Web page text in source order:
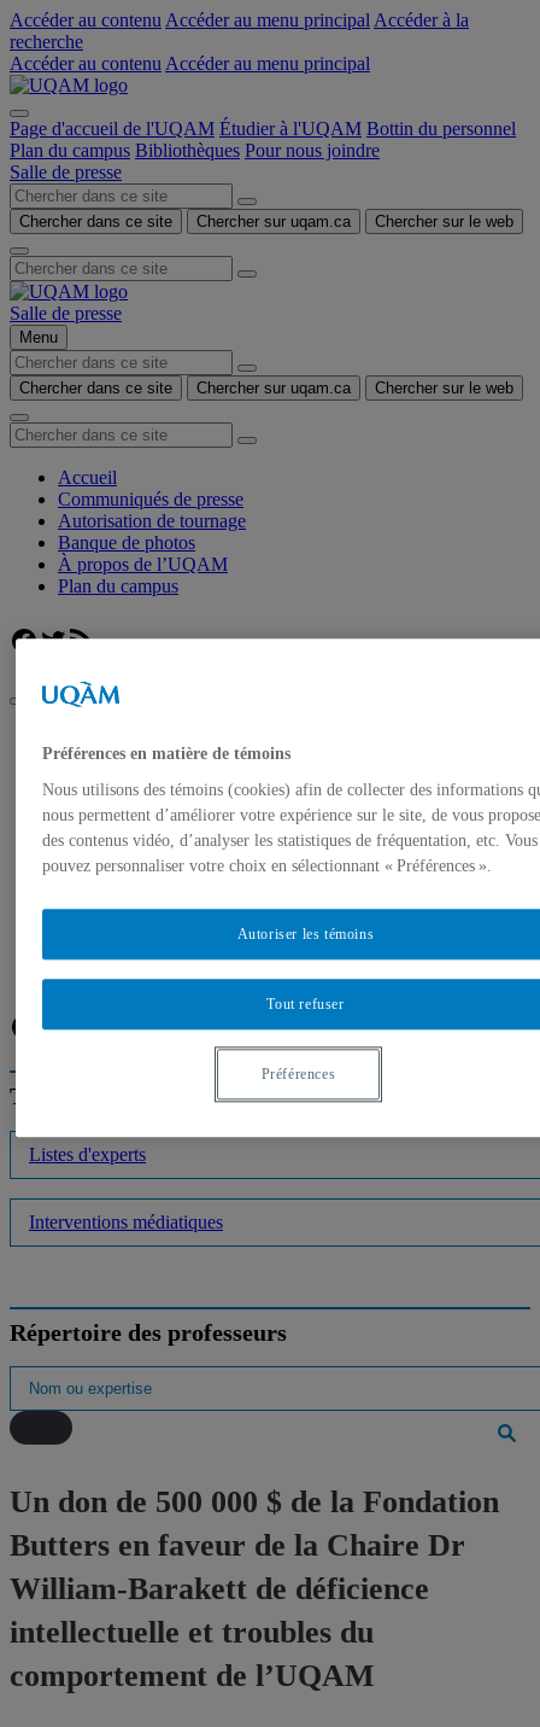
Accéder au contenu Accéder au menu principal Accéder à la
recherche
Accéder au contenu Accéder au menu principal
Page d'accueil de l'UQAM Étudier à l'UQAM Bottin du personnel
Plan du campus Bibliothèques Pour nous joindre
Salle de presse
Chercher dans ce site Chercher sur uqam.ca Chercher sur le web
Salle de presse
Menu
Chercher dans ce site Chercher sur uqam.ca Chercher sur le web
Accueil
Communiqués de presse
Autorisation de tournage
Banque de photos
À propos de l’UQAM
Plan du campus
Facebook
Twitter
Flux RSS
Salle de presse
Un don de 500 000 $ de la Fondation Butters en faveur de la
Chaire Dr William-Barakett de déficience intellectuelle et
troubles du comportement de l’UQAM
Accueil
Autorisation de tournage
Facebook
Twitter
Flux RSS
Trouver un expert
Listes d'experts
Interventions médiatiques
Répertoire des professeurs
Un don de 500 000 $ de la Fondation
Butters en faveur de la Chaire Dr
William-Barakett de déficience
intellectuelle et troubles du
comportement de l’UQAM
Préférences en matière de témoins
Nous utilisons des témoins (cookies) afin de collecter des informations
nous permettent d’améliorer votre expérience sur le site, de vous
des contenus vidéo, d’analyser les statistiques de fréquentation, etc. Vous
pouvez personnaliser votre choix en sélectionnant « Préférences ».
Tout refuser
Autoriser les témoins
Préférences